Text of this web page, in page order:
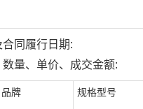
同履行日期:
量、单价、成交金额:
品牌 规格型号